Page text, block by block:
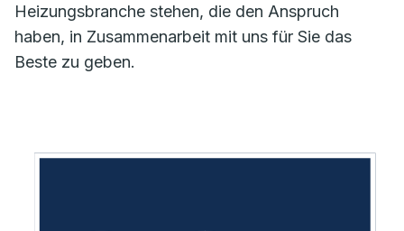
Heizungsbranche stehen, die den Anspruch
haben, in Zusammenarbeit mit uns für Sie das
Beste zu geben.